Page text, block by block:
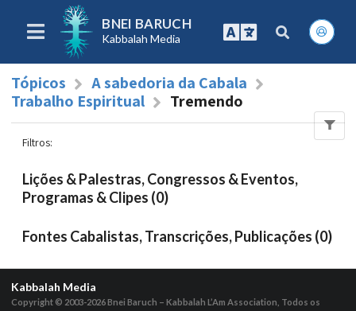
BNEI BARUCH
Kabbalah Media
Tópicos
A sabedoria da Cabala
Trabalho Espiritual
Tremendo
Filtros:
Lições & Palestras, Congressos & Eventos,
Programas & Clipes (0)
Fontes Cabalistas, Transcrições, Publicações (0)
Kabbalah Media
Copyright © 2003-2026Bnei Baruch – Kabbalah L’Am Association, Todos os